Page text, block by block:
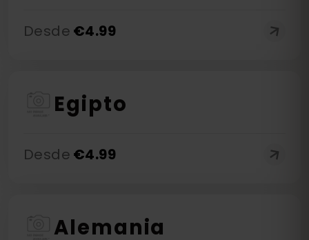
Desde €4.99
Egipto
Desde €4.99
Alemania